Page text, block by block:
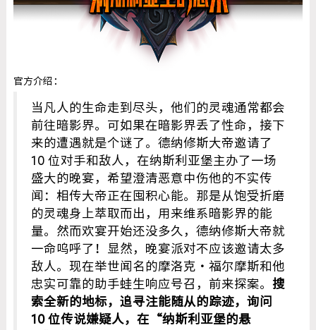
官方介绍：
当凡人的生命走到尽头，他们的灵魂通常都会
前往暗影界。可如果在暗影界丢了性命，接下
来的遭遇就是个谜了。德纳修斯大帝邀请了
10 位对手和敌人，在纳斯利亚堡主办了一场
盛大的晚宴，希望澄清恶意中伤他的不实传
闻：相传大帝正在囤积心能。那是从饱受折磨
的灵魂身上萃取而出，用来维系暗影界的能
量。然而欢宴开始还没多久，德纳修斯大帝就
一命呜呼了！显然，晚宴派对不应该邀请太多
敌人。现在举世闻名的摩洛克・福尔摩斯和他
忠实可靠的助手蛙生响应号召，前来探案。 搜
索全新的地标，追寻注能随从的踪迹，询问
10 位传说嫌疑人，在“纳斯利亚堡的悬